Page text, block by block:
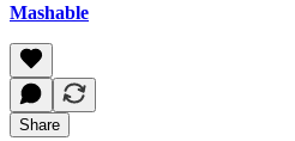
Mashable
Share